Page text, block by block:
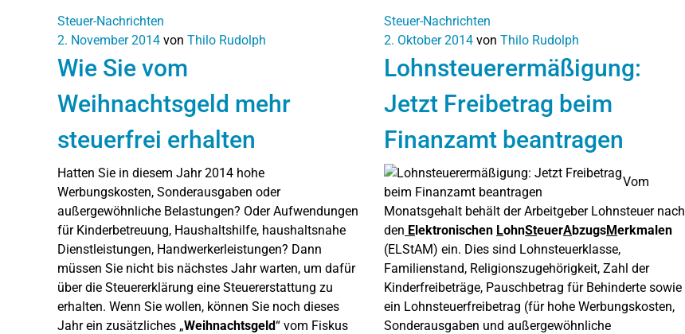
Steuer-Nachrichten
2. November 2014 von Thilo Rudolph
Wie Sie vom
Weihnachtsgeld mehr
steuerfrei erhalten
Hatten Sie in diesem Jahr 2014 hohe
Werbungskosten, Sonderausgaben oder
außergewöhnliche Belastungen? Oder Aufwendungen
für Kinderbetreuung, Haushaltshilfe, haushaltsnahe
Dienstleistungen, Handwerkerleistungen? Dann
müssen Sie nicht bis nächstes Jahr warten, um dafür
über die Steuererklärung eine Steuererstattung zu
erhalten. Wenn Sie wollen, können Sie noch dieses
Jahr ein zusätzliches „Weihnachtsgeld“ vom Fiskus
Steuer-Nachrichten
2. Oktober 2014 von Thilo Rudolph
Lohnsteuerermäßigung:
Jetzt Freibetrag beim
Finanzamt beantragen
Vom
Monatsgehalt behält der Arbeitgeber Lohnsteuer nach
den Elektronischen LohnSteuerAbzugsMerkmalen
(ELStAM) ein. Dies sind Lohnsteuerklasse,
Familienstand, Religionszugehörigkeit, Zahl der
Kinderfreibeträge, Pauschbetrag für Behinderte sowie
ein Lohnsteuerfreibetrag (für hohe Werbungskosten,
Sonderausgaben und außergewöhnliche